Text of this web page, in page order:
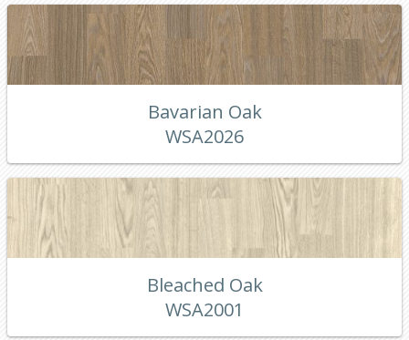
Bavarian Oak
WSA2026
Bleached Oak
WSA2001